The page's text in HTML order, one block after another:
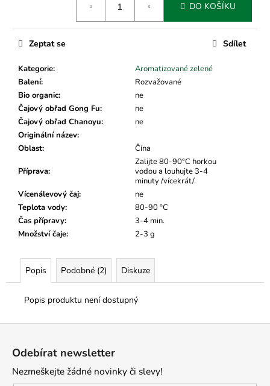
DO KOŠÍKU
Kategorie:
Aromatizované zelené
Balení:
Rozvažované
Bio organic:
ne
Čajový obřad Gong Fu:
ne
Čajový obřad Chanoyu:
ne
Originální název:
Oblast: Čína
Příprava:
Zalijte 80-90°C horkou
vodou a louhujte 3-4
minuty /vícekrát/.
Vícenálevový čaj:
ne
Teplota vody:
80-90 °C
Čas přípravy:
3-4 min.
Množství čaje: 2-3 g
Zeptat se Sdílet
Popis Podobné (2) Diskuze
Popis produktu není dostupný
m
e
Odebírat newsletter
Nezmeškejte žádné novinky či slevy!